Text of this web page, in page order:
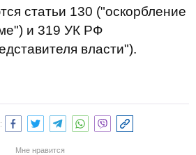
статьи 130 ("оскорбление
и 319 УК РФ
власти").
Мне нравится